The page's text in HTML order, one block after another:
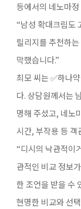
등에서의 네노마
“남성 확대크림도
릴리지를 추천하
막했습니다.”
최모 씨는 ✅하나
다. 상담원께서는
명해 주셨고, 네노
시간, 부작용 등
“디시의 낙관적이
관적인 비교 정보
한 조언을 받을 수
현명한 비교와 선